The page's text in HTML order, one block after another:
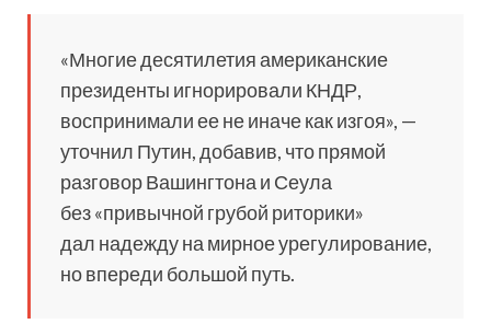
«Многие десятилетия американские
президенты игнорировали КНДР,
воспринимали ее не иначе как изгоя», —
уточнил Путин, добавив, что прямой
разговор Вашингтона и Сеула
без «привычной грубой риторики»
дал надежду на мирное урегулирование,
но впереди большой путь.